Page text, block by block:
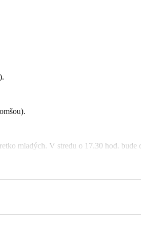
mladých. V stredu o 17.30 hod. bude
dátum – tieto úmysly odslúžime